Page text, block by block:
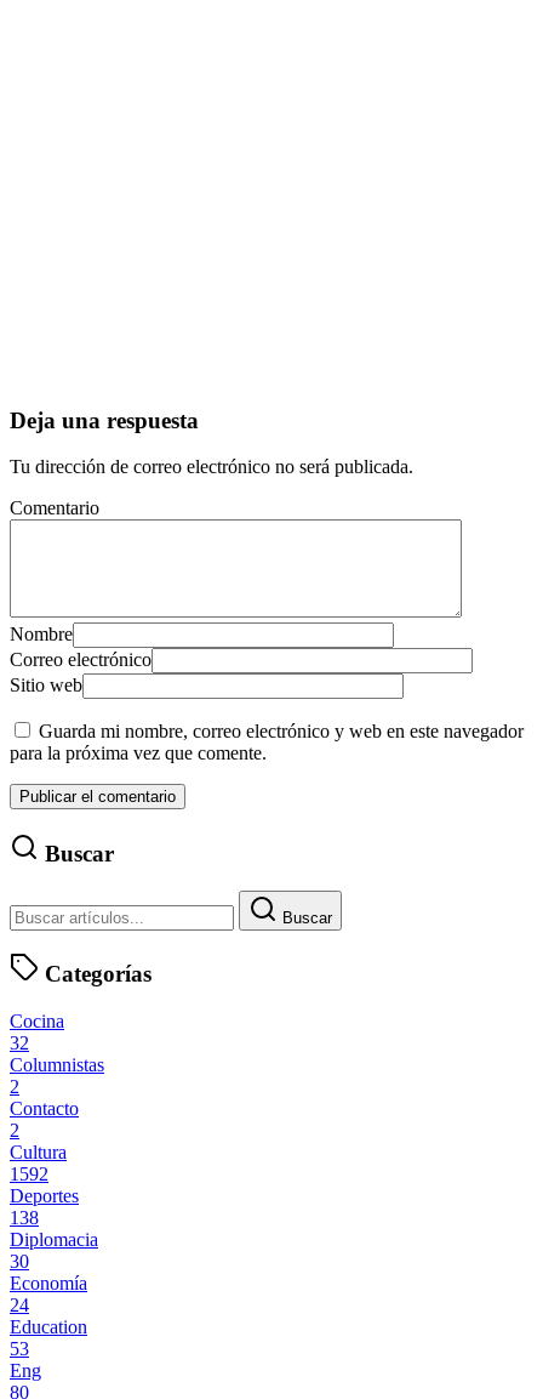
Deja una respuesta
Tu dirección de correo electrónico no será publicada.
Comentario
Nombre
Correo electrónico
Sitio web
Guarda mi nombre, correo electrónico y web en este navegador
para la próxima vez que comente.
Buscar
Buscar
Categorías
Cocina
32
Columnistas
2
Contacto
2
Cultura
1592
Deportes
138
Diplomacia
30
Economía
24
Education
53
Eng
80